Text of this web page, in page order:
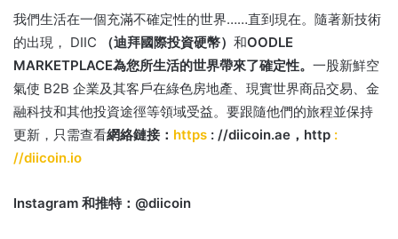
我們生活在一個充滿不確定性的世界……直到現在。 隨著新技術
的出現， DIIC
（迪拜國際投資硬幣） 和OODLE
MARKETPLACE為您所生活的世界帶來了確定性。 一股新鮮空
氣使 B2B 企業及其客戶在綠色房地產、現實世界商品交易、金
融科技和其他投資途徑等領域受益。 要跟隨他們的旅程並保持
更新，只需查看網絡鏈接： https : //diicoin.ae，http :
//diicoin.io
Instagram 和推特：@diicoin